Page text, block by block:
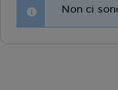
Non ci